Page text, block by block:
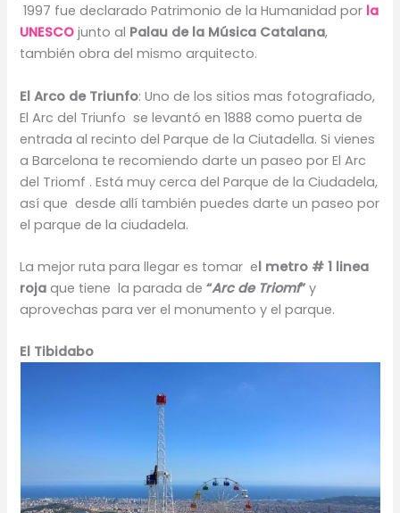
1997 fue declarado Patrimonio de la Humanidad por la
UNESCO junto al Palau de la Música Catalana,
también obra del mismo arquitecto.
El Arco de Triunfo: Uno de los sitios mas fotografiado,
El Arc del Triunfo se levantó en 1888 como puerta de
entrada al recinto del Parque de la Ciutadella. Si vienes
a Barcelona te recomiendo darte un paseo por El Arc
del Triomf . Está muy cerca del Parque de la Ciudadela,
así que desde allí también puedes darte un paseo por
el parque de la ciudadela.
La mejor ruta para llegar es tomar el metro # 1 linea
roja que tiene la parada de“Arc de Triomf”y
aprovechas para ver el monumento y el parque.
El Tibidabo